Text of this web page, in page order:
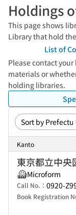
Holdings
This page shows
Library that hold
List of
Please contact
materials or
holding libraries.
Kanto
東京都立中央
Microform
Call No.： 0920-
Book Registration